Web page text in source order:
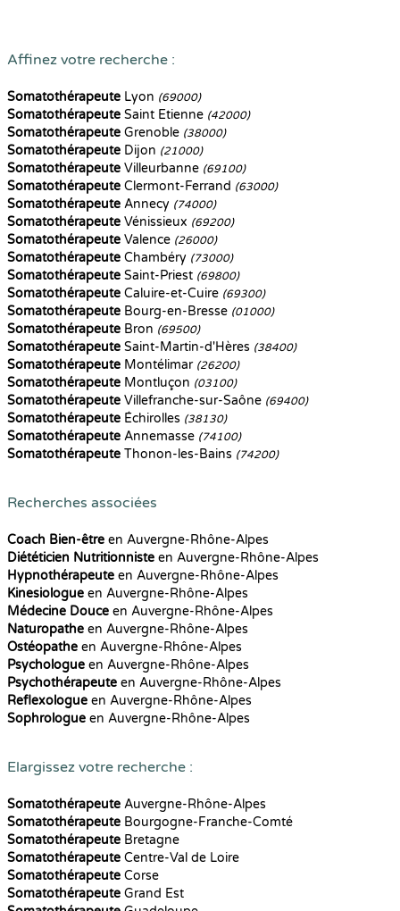
Affinez votre recherche :
Somatothérapeute Lyon (69000)
Somatothérapeute Saint Etienne (42000)
Somatothérapeute Grenoble (38000)
Somatothérapeute Dijon (21000)
Somatothérapeute Villeurbanne (69100)
Somatothérapeute Clermont-Ferrand (63000)
Somatothérapeute Annecy (74000)
Somatothérapeute Vénissieux (69200)
Somatothérapeute Valence (26000)
Somatothérapeute Chambéry (73000)
Somatothérapeute Saint-Priest (69800)
Somatothérapeute Caluire-et-Cuire (69300)
Somatothérapeute Bourg-en-Bresse (01000)
Somatothérapeute Bron (69500)
Somatothérapeute Saint-Martin-d'Hères (38400)
Somatothérapeute Montélimar (26200)
Somatothérapeute Montluçon (03100)
Somatothérapeute Villefranche-sur-Saône (69400)
Somatothérapeute Échirolles (38130)
Somatothérapeute Annemasse (74100)
Somatothérapeute Thonon-les-Bains (74200)
Recherches associées
Coach Bien-être en Auvergne-Rhône-Alpes
Diététicien Nutritionniste en Auvergne-Rhône-Alpes
Hypnothérapeute en Auvergne-Rhône-Alpes
Kinesiologue en Auvergne-Rhône-Alpes
Médecine Douce en Auvergne-Rhône-Alpes
Naturopathe en Auvergne-Rhône-Alpes
Ostéopathe en Auvergne-Rhône-Alpes
Psychologue en Auvergne-Rhône-Alpes
Psychothérapeute en Auvergne-Rhône-Alpes
Reflexologue en Auvergne-Rhône-Alpes
Sophrologue en Auvergne-Rhône-Alpes
Elargissez votre recherche :
Somatothérapeute Auvergne-Rhône-Alpes
Somatothérapeute Bourgogne-Franche-Comté
Somatothérapeute Bretagne
Somatothérapeute Centre-Val de Loire
Somatothérapeute Corse
Somatothérapeute Grand Est